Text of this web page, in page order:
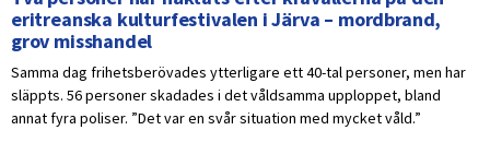
eritreanska kulturfestivalen i Järva – mordbrand,
grov misshandel
Samma dag frihetsberövades ytterligare ett 40-tal personer, men har
släppts. 56 personer skadades i det våldsamma upploppet, bland
annat fyra poliser. ”Det var en svår situation med mycket våld.”